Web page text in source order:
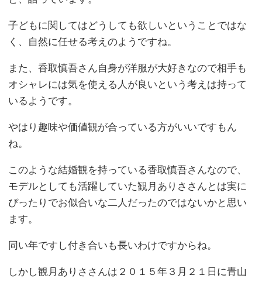
子どもに関してはどうしても欲しいということではな
く、自然に任せる考えのようですね。
また、香取慎吾さん自身が洋服が大好きなので相手も
オシャレには気を使える人が良いという考えは持って
いるようです。
やはり趣味や価値観が合っている方がいいですもん
ね。
このような結婚観を持っている香取慎吾さんなので、
モデルとしても活躍していた観月ありささんとは実に
ぴったりでお似合いな二人だったのではないかと思い
ます。
同い年ですし付き合いも長いわけですからね。
しかし観月ありささんは２０１５年３月２１日に青山